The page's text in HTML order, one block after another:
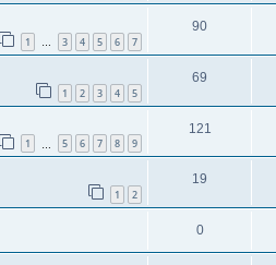
1 … 3 4 5 6 7
90
1 2 3 4 5
69
1 5 6 7 8 9
121
1 2
19
0